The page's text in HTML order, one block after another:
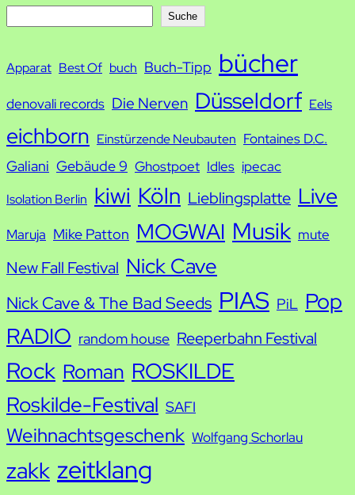
c
Suche
Apparat Best Of buch Buch-Tipp bücher
denovali records Die Nerven Düsseldorf Eels
eichborn Einstürzende Neubauten Fontaines D.C.
Galiani Gebäude 9 Ghostpoet Idles ipecac
Isolation Berlin kiwi Köln Lieblingsplatte Live
Maruja Mike Patton MOGWAI Musik mute
New Fall Festival Nick Cave
Nick Cave & The Bad Seeds PIAS PiL Pop
RADIO random house Reeperbahn Festival
Rock Roman ROSKILDE
Roskilde-Festival SAFI
Weihnachtsgeschenk Wolfgang Schorlau
zakk zeitklang